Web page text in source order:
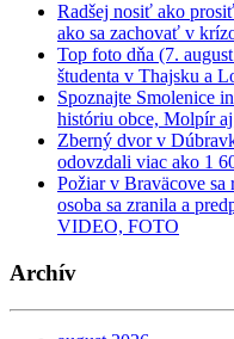
Radšej nosiť ako
ako sa zachovať v
Top foto dňa (7.
študenta v Thajsku a
Spoznajte Smolenice
históriu obce, Molpír
Zberný dvor v
odovzdali viac ako 1
Požiar v Braväcove sa
osoba sa zranila a
VIDEO, FOTO
Archív